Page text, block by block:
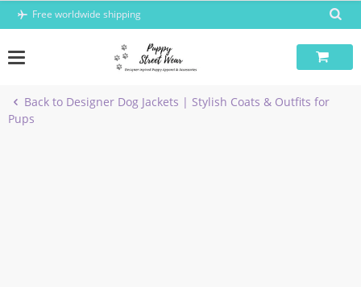
Skip
Free worldwide shipping
Back to Designer Dog Jackets | Stylish Coats & Outfits for
Pups